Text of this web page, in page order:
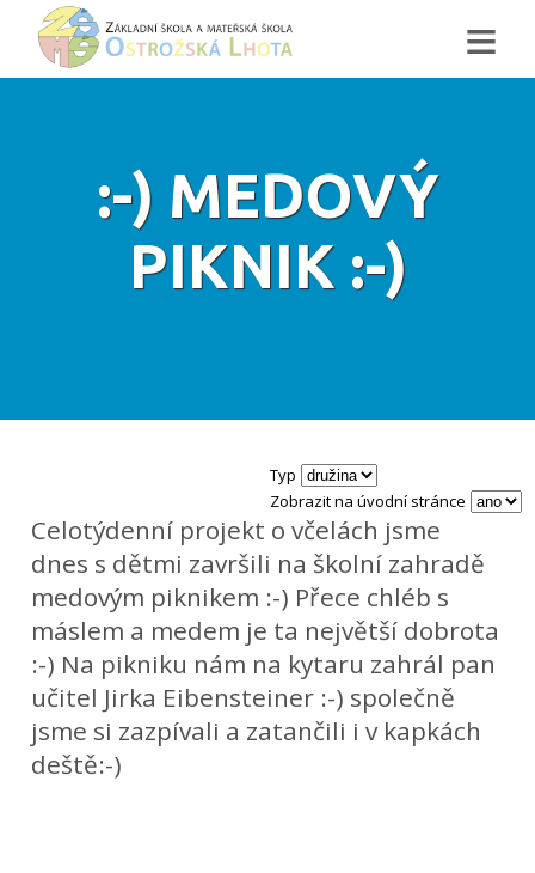
≡
:-) MEDOVÝ
PIKNIK :-)
Typ
Zobrazit na úvodní stránce
Celotýdenní projekt o včelách jsme
dnes s dětmi završili na školní zahradě
medovým piknikem :-) Přece chléb s
máslem a medem je ta největší dobrota
:-) Na pikniku nám na kytaru zahrál pan
učitel Jirka Eibensteiner :-) společně
jsme si zazpívali a zatančili i v kapkách
deště:-)